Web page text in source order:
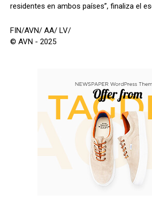
residentes en ambos países”, finaliza el
FIN/AVN/ AA/ LV/
© AVN - 2025